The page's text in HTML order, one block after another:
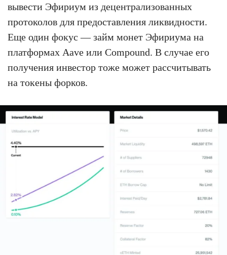
вывести Эфириум из децентрализованных
протоколов для предоставления ликвидности.
Еще один фокус — займ монет Эфириума на
платформах Aave или Compound. В случае его
получения инвестор тоже может рассчитывать
на токены форков.